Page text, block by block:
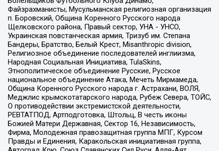
Файзрахманисты, Мусульманская религиозная организация
п. Боровский, Община Коренного Русского народа
Щелковского района, Правый сектор, УНА - УНСО,
Украинская повстанческая армия, Тризуб им. Степана
Бандеры, Братство, Белый Крест, Misanthropic division,
Религиозное объединение последователей инглиизма,
Народная Социальная Инициатива, TulaSkins,
Этнополитическое объединение Русские, Русское
национальное объединение Атака, Мечеть Мирмамеда,
Община Коренного Русского народа г. Астрахани, ВОЛЯ,
Меджлис крымскотатарского народа, Рубеж Севера, ТОЙС,
О противодействии экстремистской деятельности,
РЕВТАТПОД, Артподготовка, Штольц, В честь иконы
Божией Матери Державная, Сектор 16, Независимость,
Фирма, Молодежная правозащитная группа МПГ, Курсом
Правды и Единения, Каракольская инициативная группа,